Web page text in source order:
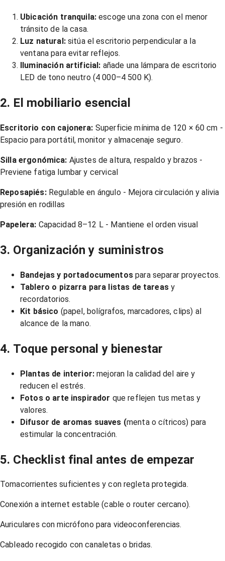
Ubicación tranquila: escoge una zona con el menor
tránsito de la casa.
Luz natural:sitúa el escritorio perpendicular a la
ventana para evitar reflejos.
Iluminación artificial: añade una lámpara de escritorio
LED de tono neutro (4 000–4 500 K).
2. El mobiliario esencial
Escritorio con cajonera: Superficie mínima de 120 × 60 cm -
Espacio para portátil, monitor y almacenaje seguro.
Silla ergonómica: Ajustes de altura, respaldo y brazos -
Previene fatiga lumbar y cervical
Reposapiés:Regulable en ángulo - Mejora circulación y alivia
presión en rodillas
Papelera: Capacidad 8–12 L - Mantiene el orden visual
3. Organización y suministros
Bandejas y portadocumentospara separar proyectos.
Tablero o pizarra para listas de tareasy
recordatorios.
Kit básico (papel, bolígrafos, marcadores, clips) al
alcance de la mano.
4. Toque personal y bienestar
Plantas de interior: mejoran la calidad del aire y
reducen el estrés.
Fotos o arte inspirador que reflejen tus metas y
valores.
Difusor de aromas suaves (menta o cítricos) para
estimular la concentración.
5. Checklist final antes de empezar
Tomacorrientes suficientes y con regleta protegida.
Conexión a internet estable (cable o router cercano).
Auriculares con micrófono para videoconferencias.
Cableado recogido con canaletas o bridas.